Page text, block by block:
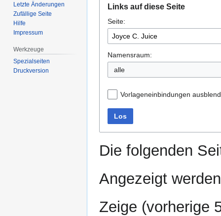
Navigation
springen
Suche
springen
Links auf diese Seite
Seite:
Namensraum:
alle
Vorlageneinbindungen
Los
Die folgenden
Angezeigt
Zeige (vorherige
Letzte Änderungen
Zufällige Seite
Hilfe
Impressum
Werkzeuge
Spezialseiten
Druckversion